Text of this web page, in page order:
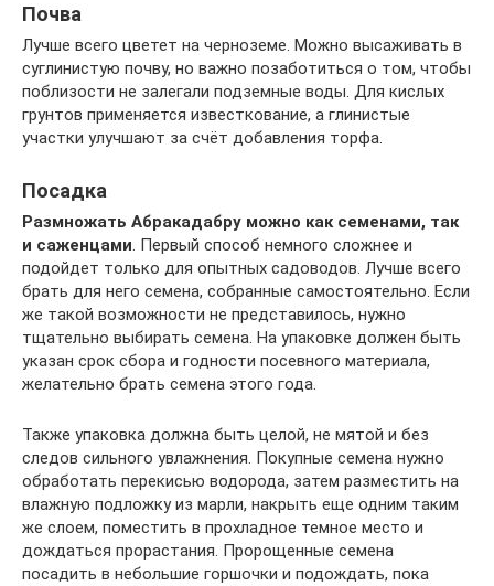
Почва
Лучше всего цветет на черноземе. Можно высаживать в
суглинистую почву, но важно позаботиться о том, чтобы
поблизости не залегали подземные воды. Для кислых
грунтов применяется известкование, а глинистые
участки улучшают за счёт добавления торфа.
Посадка
Размножать Абракадабру можно как семенами, так
и саженцами. Первый способ немного сложнее и
подойдет только для опытных садоводов. Лучше всего
брать для него семена, собранные самостоятельно. Если
же такой возможности не представилось, нужно
тщательно выбирать семена. На упаковке должен быть
указан срок сбора и годности посевного материала,
желательно брать семена этого года.
Также упаковка должна быть целой, не мятой и без
следов сильного увлажнения. Покупные семена нужно
обработать перекисью водорода, затем разместить на
влажную подложку из марли, накрыть еще одним таким
же слоем, поместить в прохладное темное место и
дождаться прорастания. Пророщенные семена
посадить в небольшие горшочки и подождать, пока